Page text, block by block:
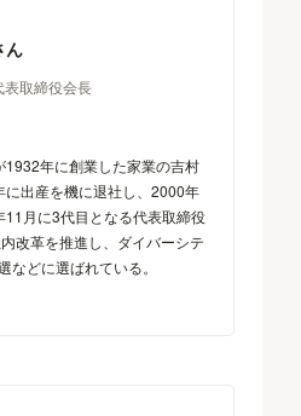
ん
表取締役会長
1932年に創業した家業の吉村
に出産を機に退社し、2000年
11月に3代目となる代表取締役
改革を推進し、ダイバーシテ
などに選ばれている。